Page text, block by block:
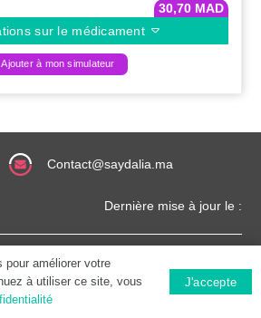
30,70 MAD
sur le médicament
Ajouter à mon simulateur
Contact@saydalia.ma
Dernière mise à jour le :
SAYDALIA.MA
améliorer votre
à utiliser ce site, vous
J'accepte